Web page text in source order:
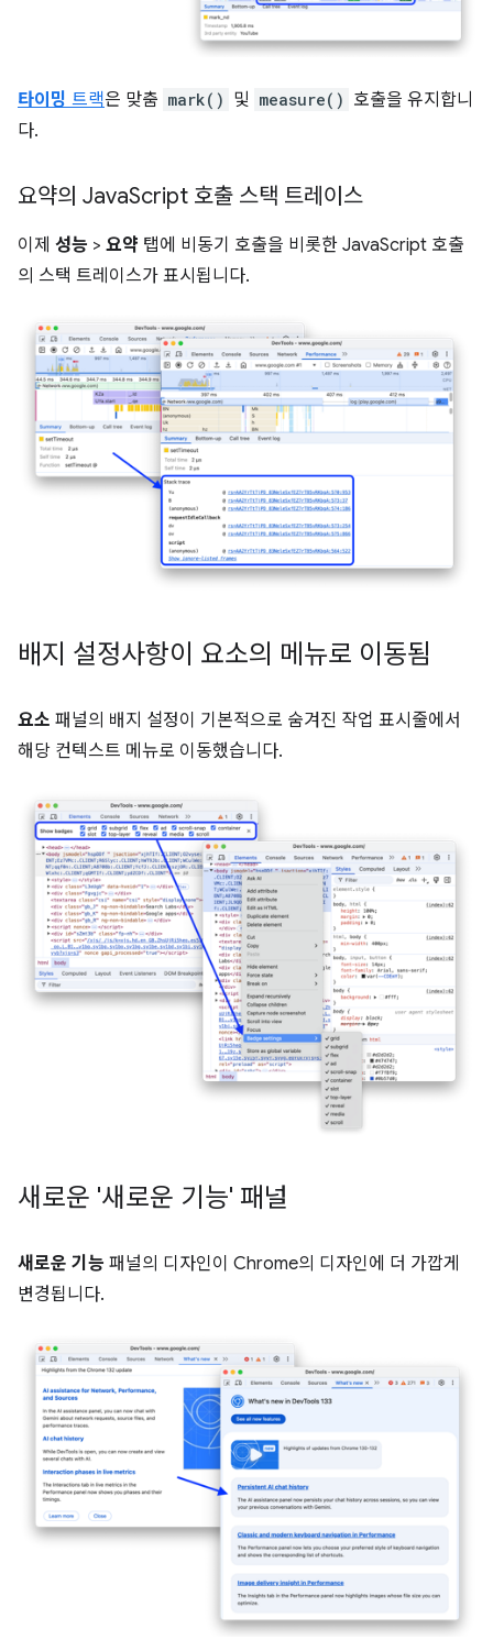
타이밍 트랙은 맞춤 mark() 및 measure() 호출을 유지합니
다.
요약의 JavaScript 호출 스택 트레이스
이제 성능 > 요약 탭에 비동기 호출을 비롯한 JavaScript 호출
의 스택 트레이스가 표시됩니다.
배지 설정사항이 요소의 메뉴로 이동됨
요소 패널의 배지 설정이 기본적으로 숨겨진 작업 표시줄에서
해당 컨텍스트 메뉴로 이동했습니다.
새로운 '새로운 기능' 패널
새로운 기능 패널의 디자인이 Chrome의 디자인에 더 가깝게
변경됩니다.